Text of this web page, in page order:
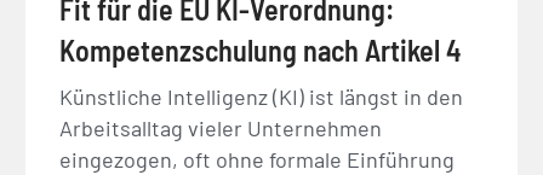
Fit für die EU KI-Verordnung:
Kompetenzschulung nach Artikel 4
Künstliche Intelligenz (KI) ist längst in den
Arbeitsalltag vieler Unternehmen
eingezogen, oft ohne formale Einführung